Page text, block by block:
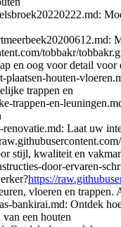
tobbakr/
en oog voor detail
houten-
trappen en
en-
Laat uw
stijl, kwaliteit en
door-ervaren-
https://
vloeren en
bankirai.md: Ontdek
een houten